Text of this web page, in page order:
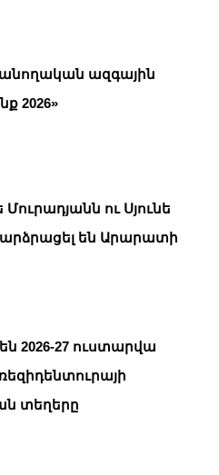
ազգային
2026»
ու Սյունե
են Արարատի
2026-27 ուստարվա
տեղերը